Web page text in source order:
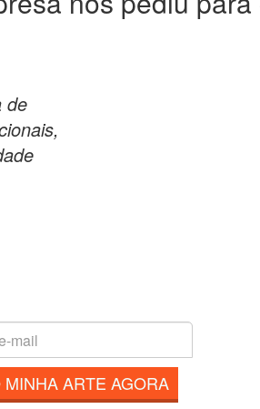
de
ARTE AGORA